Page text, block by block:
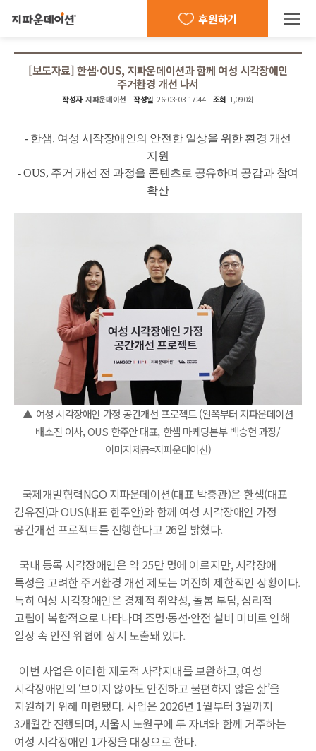
후원하기
[보도자료] 한샘·OUS, 지파운데이션과 함께 여성 시각장애인
주거환경 개선 나서
작성자 지파운데이션 작성일 26-03-03 17:44 조회 1,090회
- 한샘, 여성 시작장애인의 안전한 일상을 위한 환경 개선
지원
-OUS, 주거 개선 전 과정을 콘텐츠로 공유하며 공감과 참여
확산
▲ 여성 시각장애인 가정 공간개선 프로젝트 (왼쪽부터 지파운데이션
배소진 이사, OUS 한주안 대표, 한샘 마케팅본부 백승헌 과장/
이미지제공=지파운데이션)
국제개발협력NGO 지파운데이션(대표 박충관)은 한샘(대표
김유진)과 OUS(대표 한주안)와 함께 여성 시각장애인 가정
공간개선 프로젝트를 진행한다고 26일 밝혔다.
국내 등록 시각장애인은 약 25만 명에 이르지만, 시각장애
특성을 고려한 주거환경 개선 제도는 여전히 제한적인 상황이다.
특히 여성 시각장애인은 경제적 취약성, 돌봄 부담, 심리적
고립이 복합적으로 나타나며 조명·동선·안전 설비 미비로 인해
일상 속 안전 위협에 상시 노출돼 있다.
이번 사업은 이러한 제도적 사각지대를 보완하고, 여성
시각장애인의 ‘보이지 않아도 안전하고 불편하지 않은 삶’을
지원하기 위해 마련됐다. 사업은 2026년 1월부터 3월까지
3개월간 진행되며, 서울시 노원구에 두 자녀와 함께 거주하는
여성 시각장애인 1가정을 대상으로 한다.